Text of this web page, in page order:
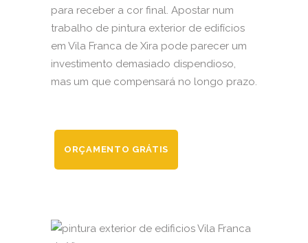
para receber a cor final. Apostar num
trabalho de pintura exterior de edifícios
em Vila Franca de Xira pode parecer um
investimento demasiado dispendioso,
mas um que compensará no longo prazo.
ORÇAMENTO GRÁTIS